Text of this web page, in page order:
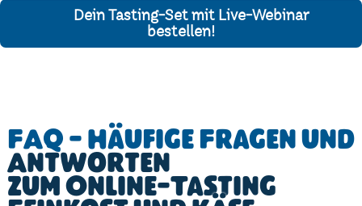
Dein Tasting-Set mit Live-Webinar
bestellen!
FAQ - Häufige Fragen und
Antworten
zum Online-Tasting